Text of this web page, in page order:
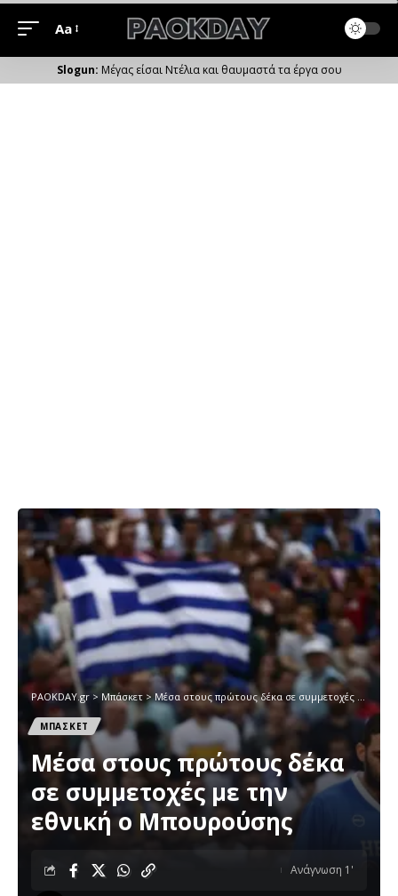
Μέγεθος
Γραμματοσειράς
Aa
Μέγας είσαι Ντέλια και θαυμαστά τα έργα σου
PAOKDAY.gr> Μπάσκετ>Mέσα στους πρώτους δέκα σε συμμετοχές με την εθνική ο Μπουρούσης
ΜΠΑΣΚΕΤ
Mέσα στους πρώτους δέκα
σε συμμετοχές με την
εθνική ο Μπουρούσης
Ανάγνωση 1'